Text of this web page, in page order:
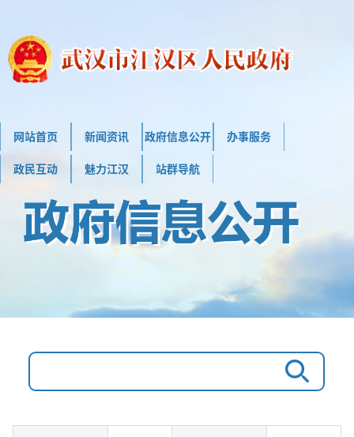
网站首页 新闻资讯 政府信息公开 办事服务
政民互动 魅力江汉 站群导航